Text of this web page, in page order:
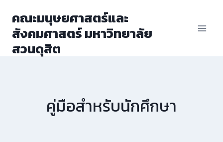
content
คณะมนุษยศาสตร์และ
สังคมศาสตร์ มหาวิทยาลัย
สวนดุสิต
คู่มือสำหรับนักศึกษา